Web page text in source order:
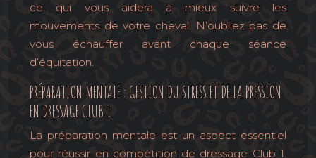
ce qui vous aidera à mieux suivre les
mouvements de votre cheval. N’oubliez pas de
vous échauffer avant chaque séance
d’équitation.
PRÉPARATION MENTALE : GESTION DU STRESS ET DE LA PRESSION
EN DRESSAGE CLUB 1
La préparation mentale est un aspect essentiel
pour réussir en compétition de dressage Club 1.